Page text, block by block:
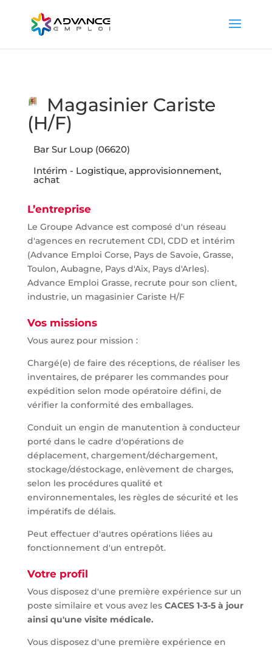
Magasinier Cariste
(H/F)
Bar Sur Loup (06620)
Intérim - Logistique, approvisionnement,
achat
L’entreprise
Le Groupe Advance est composé d'un réseau
d'agences en recrutement CDI, CDD et intérim
(Advance Emploi Corse, Pays de Savoie, Grasse,
Toulon, Aubagne, Pays d'Aix, Pays d'Arles).
Advance Emploi Grasse, recrute pour son client,
industrie, un magasinier Cariste H/F
Vos missions
Vous aurez pour mission :
Chargé(e) de faire des réceptions, de réaliser les
inventaires, de préparer les commandes pour
expédition selon mode opératoire défini, de
vérifier la conformité des emballages.
Conduit un engin de manutention à conducteur
porté dans le cadre d'opérations de
déplacement, chargement/déchargement,
stockage/déstockage, enlèvement de charges,
selon les procédures qualité et
environnementales, les règles de sécurité et les
impératifs de délais.
Peut effectuer d'autres opérations liées au
fonctionnement d'un entrepôt.
Votre profil
Vous disposez d'une première expérience sur un
poste similaire et vous avez les CACES 1-3-5 à jour
ainsi qu'une visite médicale.
Vous disposez d'une première expérience en